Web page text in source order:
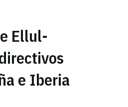
Ellul-
e Iberia